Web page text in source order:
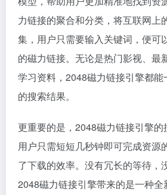
力链接的聚合和分类，将互联网上
集，用户只需要输入关键词，便可
的磁力链接。无论是热门影视、最
学习资料，2048磁力链接引擎都
的搜索结果。
更重要的是，2048磁力链接引擎的
用户只需短短几秒钟即可完成资源
了下载的效率。没有冗长的等待，
2048磁力链接引擎带来的是一种全